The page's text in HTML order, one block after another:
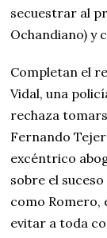
secuestrar al
Ochandiano) y
Completan el
Vidal, una
rechaza
Fernando
excéntrico
sobre el
como Romero,
evitar a toda